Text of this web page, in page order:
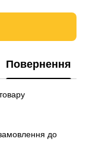
Повернення
до